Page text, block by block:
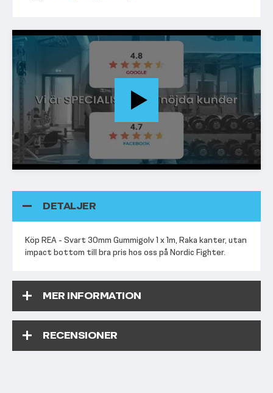
DETALJER
Köp REA - Svart 30mm Gummigolv 1 x 1m, Raka kanter, utan
impact bottom till bra pris hos oss på Nordic Fighter.
MER INFORMATION
RECENSIONER